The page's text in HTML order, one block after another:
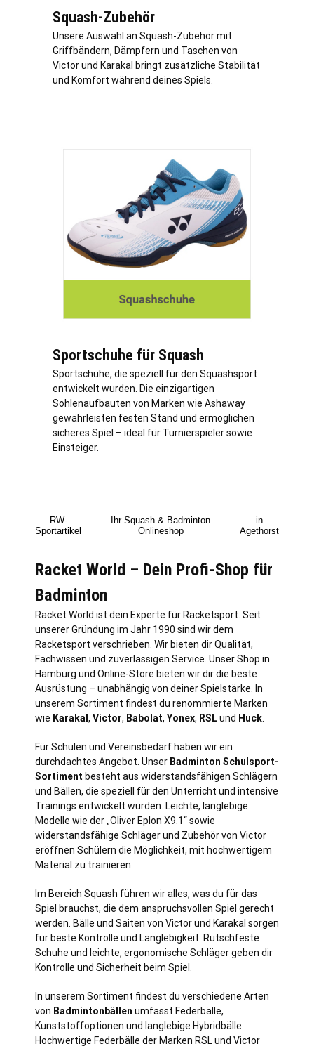
Squash-Zubehör
Unsere Auswahl an Squash-Zubehör mit
Griffbändern, Dämpfern und Taschen von
Victor und Karakal bringt zusätzliche Stabilität
und Komfort während deines Spiels.
Sportschuhe für Squash
Sportschuhe, die speziell für den Squashsport
entwickelt wurden. Die einzigartigen
Sohlenaufbauten von Marken wie Ashaway
gewährleisten festen Stand und ermöglichen
sicheres Spiel – ideal für Turnierspieler sowie
Einsteiger.
RW-
Sportartikel
Ihr Squash & Badminton
Onlineshop
in
Agethorst
Racket World – Dein Profi-Shop für
Badminton
Racket World ist dein Experte für Racketsport. Seit
unserer Gründung im Jahr 1990 sind wir dem
Racketsport verschrieben. Wir bieten dir Qualität,
Fachwissen und zuverlässigen Service. Unser Shop in
Hamburg und Online-Store bieten wir dir die beste
Ausrüstung – unabhängig von deiner Spielstärke. In
unserem Sortiment findest du renommierte Marken
wie Karakal , Victor, Babolat, Yonex, RSLund Huck
Für Schulen und Vereinsbedarf haben wir ein
durchdachtes Angebot. Unser Badminton Schulsport-
Sortiment besteht aus widerstandsfähigen Schlägern
und Bällen, die speziell für den Unterricht und intensive
Trainings entwickelt wurden. Leichte, langlebige
Modelle wie der „Oliver Eplon X9.1“ sowie
widerstandsfähige Schläger und Zubehör von Victor
eröffnen Schülern die Möglichkeit, mit hochwertigem
Material zu trainieren.
Im Bereich Squash führen wir alles, was du für das
Spiel brauchst, die dem anspruchsvollen Spiel gerecht
werden. Bälle und Saiten von Victor und Karakal sorgen
für beste Kontrolle und Langlebigkeit. Rutschfeste
Schuhe und leichte, ergonomische Schläger geben dir
Kontrolle und Sicherheit beim Spiel.
In unserem Sortiment findest du verschiedene Arten
von Badmintonbällen umfasst Federbälle,
Kunststoffoptionen und langlebige Hybridbälle.
Hochwertige Federbälle der Marken RSL und Victor